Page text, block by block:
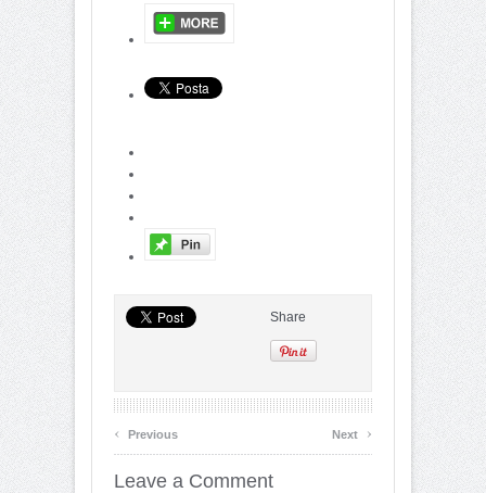
Share
‹ Previous Next ›
Leave a Comment